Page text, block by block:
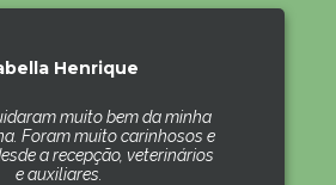
Henrique
muito bem da minha
Foram muito carinhosos e
a recepção, veterinários
e auxiliares.